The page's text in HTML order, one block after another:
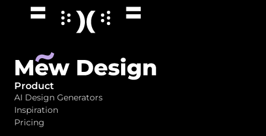
Product
AI Design Generators
Inspiration
Pricing